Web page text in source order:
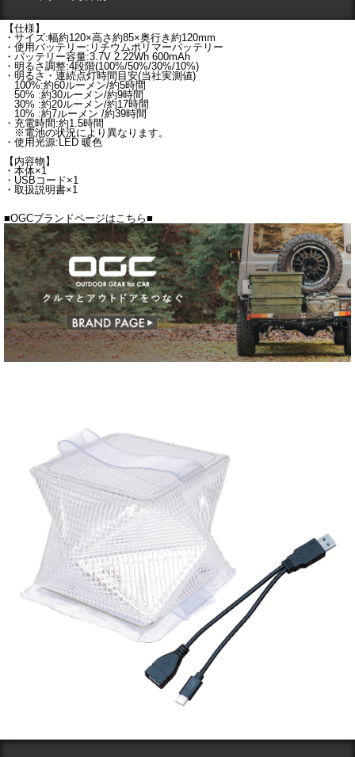
【仕様】
・サイズ:幅約120×高さ約85×奥行き約120mm
・使用バッテリー:リチウムポリマーバッテリー
・バッテリー容量:3.7V 2.22Wh 600mAh
・明るさ調整:4段階(100%/50%/30%/10%)
・明るさ・連続点灯時間目安(当社実測値)
100%:約60ルーメン/約5時間
50% :約30ルーメン/約9時間
30% :約20ルーメン/約17時間
10% :約7ルーメン /約39時間
・充電時間:約1.5時間
※電池の状況により異なります。
・使用光源:LED 暖色
【内容物】
・本体×1
・USBコード×1
・取扱説明書×1
■OGCブランドページはこちら■